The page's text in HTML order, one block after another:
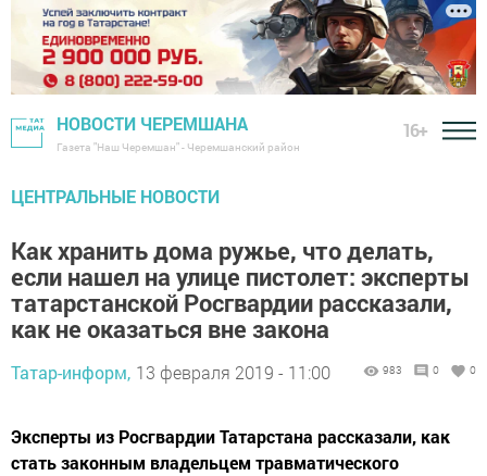
НОВОСТИ ЧЕРЕМШАНА
Газета "Наш Черемшан" - Черемшанский район
16+
ЦЕНТРАЛЬНЫЕ НОВОСТИ
Как хранить дома ружье, что делать,
если нашел на улице пистолет: эксперты
татарстанской Росгвардии рассказали,
как не оказаться вне закона
Татар-информ, 13 февраля 2019 - 11:00 983 0 0
Эксперты из Росгвардии Татарстана рассказали, как
стать законным владельцем травматического